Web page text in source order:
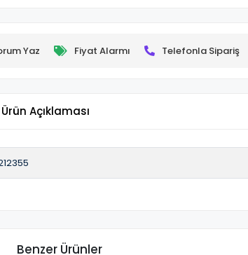
Yaz Fiyat Alarmı Telefonla Sipariş
Ürün Açıklaması
Benzer Ürünler